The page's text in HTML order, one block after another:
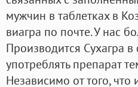
мужчин в таблетках в
виагра по почте. У нас
Производится Сухагра
употреблять препарат
Независимо от того,